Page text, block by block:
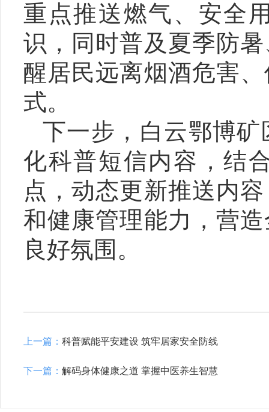
重点推送燃气、安全
识，同时普及夏季防
醒居民远离烟酒危害
式。
下一步，白云鄂博
化科普短信内容，结
点，动态更新推送内
和健康管理能力，营
良好氛围。
上一篇： 科普赋能平安建设 筑牢居家安全防线
下一篇： 解码身体健康之道 掌握中医养生智慧